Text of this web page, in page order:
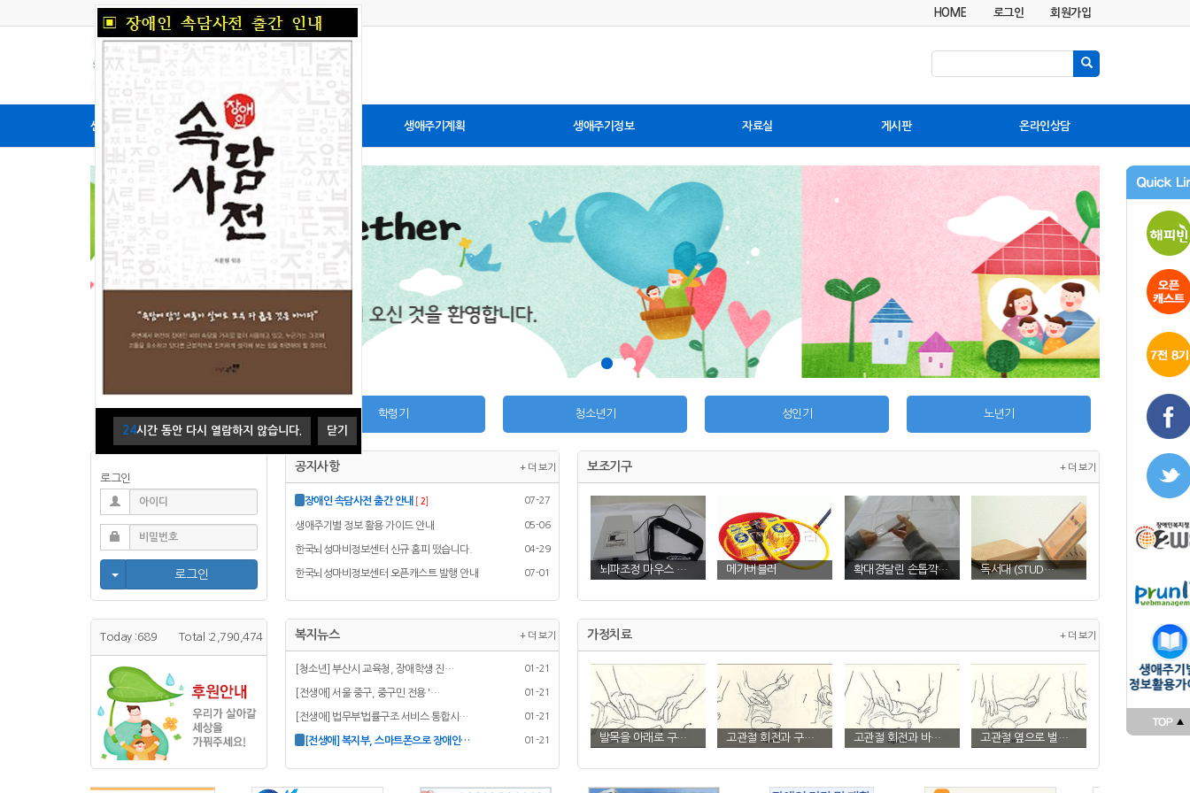
24시간 동안 다시 열람하지 않습니다. 닫기
HOME 로그인 회원가입
센터소개
인사말
정관
조직
이용안내
사업안내
후원안내
뇌성마비란?
뇌성마비란?
뇌성마비FAQ
뇌성마비일반
생애주기별의료적관리
생애주기계획
생애주기와복지
평생계획수립
평생계획수립방법
평생계획 수립 시
고려사항
재활서비스
자립생활서비스
생애주기정보
영유아기
청소년기
성인기
노년기
전생애
자료실
복지뉴스
가정치료
보조기구
연구자료
관련기관
운영자룸
게시판
공지사항
온라인상담
상담실
학령기 청소년기 성인기 노년기
로그인
Toggle Dropdown
로그인
Today :689 Total :2,790,474
공지사항 + 더 보기
장애인 속담사전 출간 안내 2 07-27
생애주기별 정보 활용 가이드 안내 05-06
한국뇌성마비정보센터 신규 홈피 떴습니다. 04-29
한국뇌성마비정보센터 오픈캐스트 발행 안내 07-01
복지뉴스 + 더 보기
[청소년] 부산시 교육청, 장애학생 진… 01-21
[전생애] 서울 중구, 중구민 전용 '… 01-21
[전생애] 법무부‘법률구조 서비스 통합시… 01-21
[전생애] 복지부, 스마트폰으로 장애인… 01-21
보조기구 + 더 보기
뇌파조정 마우스 … 메가버블러 확대경달린 손톱깍… 독서대 (STUD…
가정치료 + 더 보기
발목을 아래로 구… 고관절 회전과 구… 고관절 회전과 바… 고관절 옆으로 벌…